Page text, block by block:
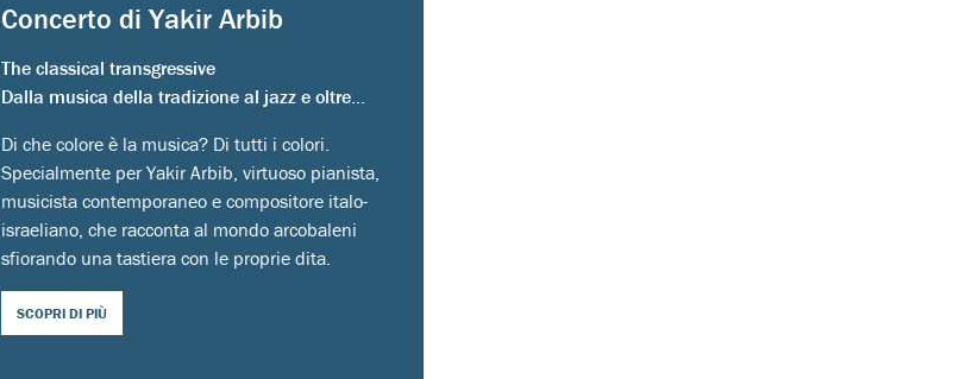
Concerto di Yakir Arbib
The classical transgressive
Dalla musica della tradizione al jazz e oltre…
Di che colore è la musica? Di tutti i colori.
Specialmente per Yakir Arbib, virtuoso pianista,
musicista contemporaneo e compositore italo-
israeliano, che racconta al mondo arcobaleni
sfiorando una tastiera con le proprie dita.
SCOPRI DI PIÙ